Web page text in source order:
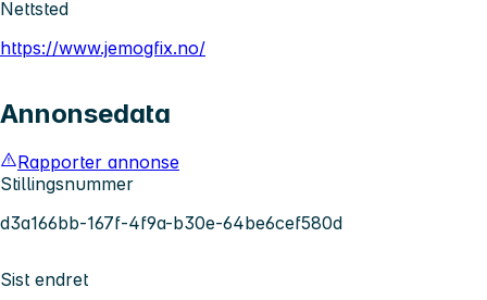
Nettsted
https://www.jemogfix.no/
Annonsedata
Rapporter annonse
Stillingsnummer
d3a166bb-167f-4f9a-b30e-64be6cef580d
Sist endret